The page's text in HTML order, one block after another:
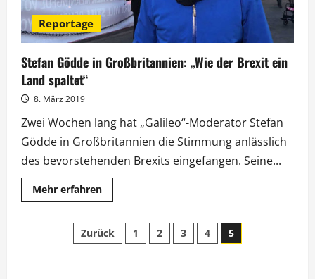
Reportage
Stefan Gödde in Großbritannien: „Wie der Brexit ein
Land spaltet“
8. März 2019
Zwei Wochen lang hat „Galileo“-Moderator Stefan
Gödde in Großbritannien die Stimmung anlässlich
des bevorstehenden Brexits eingefangen. Seine...
Mehr erfahrenMehr
Informationen
Gödde
in
Großbritannien:
Seitennummerierung
Zurück 1 2 3 4 5